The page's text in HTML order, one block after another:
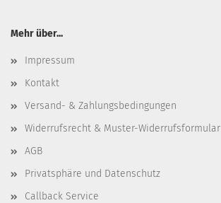
Mehr über...
Impressum
Kontakt
Versand- & Zahlungsbedingungen
Widerrufsrecht & Muster-Widerrufsformular
AGB
Privatsphäre und Datenschutz
Callback Service